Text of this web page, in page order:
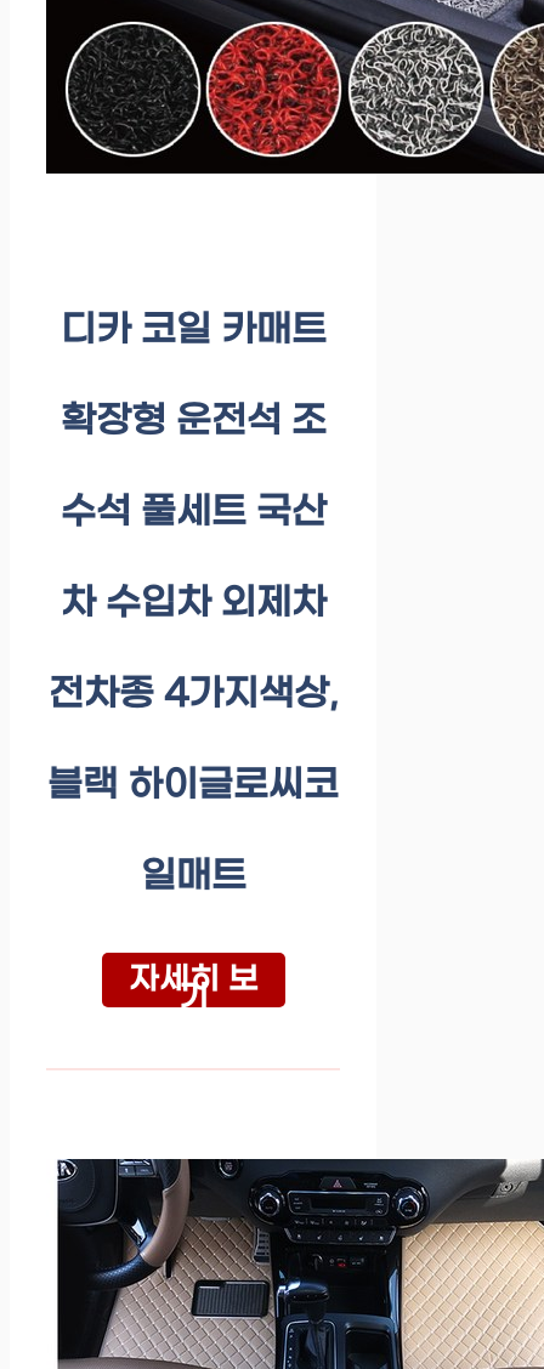
디카 코일 카매트
확장형 운전석 조
수석 풀세트 국산
차 수입차 외제차
전차종 4가지색상,
블랙 하이글로씨코
일매트
자세히 보
기